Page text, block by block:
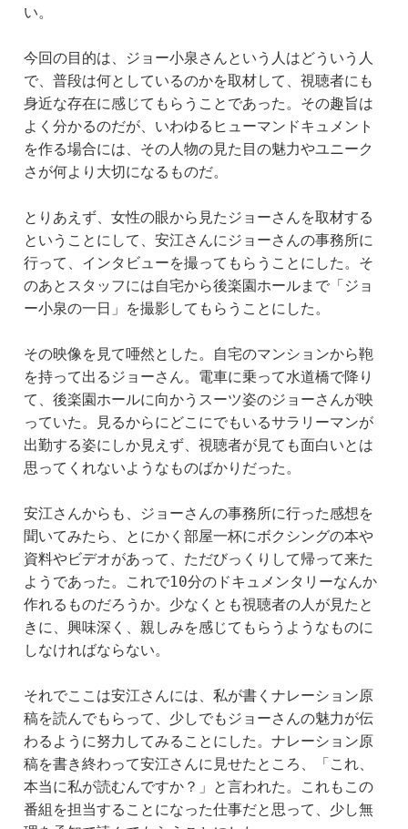
い。
今回の目的は、ジョー小泉さんという人はどういう人
で、普段は何としているのかを取材して、視聴者にも
身近な存在に感じてもらうことであった。その趣旨は
よく分かるのだが、いわゆるヒューマンドキュメント
を作る場合には、その人物の見た目の魅力やユニーク
さが何より大切になるものだ。
とりあえず、女性の眼から見たジョーさんを取材する
ということにして、安江さんにジョーさんの事務所に
行って、インタビューを撮ってもらうことにした。そ
のあとスタッフには自宅から後楽園ホールまで「ジョ
ー小泉の一日」を撮影してもらうことにした。
その映像を見て唖然とした。自宅のマンションから鞄
を持って出るジョーさん。電車に乗って水道橋で降り
て、後楽園ホールに向かうスーツ姿のジョーさんが映
っていた。見るからにどこにでもいるサラリーマンが
出勤する姿にしか見えず、視聴者が見ても面白いとは
思ってくれないようなものばかりだった。
安江さんからも、ジョーさんの事務所に行った感想を
聞いてみたら、とにかく部屋一杯にボクシングの本や
資料やビデオがあって、ただびっくりして帰って来た
ようであった。これで10分のドキュメンタリーなんか
作れるものだろうか。少なくとも視聴者の人が見たと
きに、興味深く、親しみを感じてもらうようなものに
しなければならない。
それでここは安江さんには、私が書くナレーション原
稿を読んでもらって、少しでもジョーさんの魅力が伝
わるように努力してみることにした。ナレーション原
稿を書き終わって安江さんに見せたところ、「これ、
本当に私が読むんですか？」と言われた。これもこの
番組を担当することになった仕事だと思って、少し無